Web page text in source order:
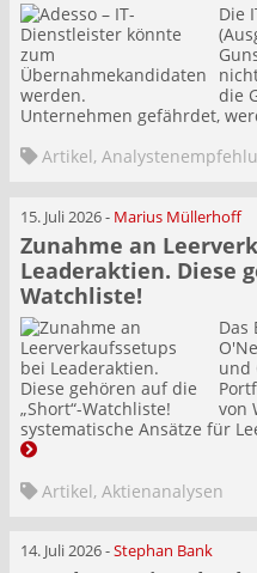
Die
die
Unternehmen gefährdet,
Artikel,
15. Juli 2026- Marius Müllerhoff
Zunahme an
Leaderaktien. Diese
Watchliste!
Das
und
von
systematische Ansätze für
Artikel, Aktienanalysen
14. Juli 2026-Stephan Bank